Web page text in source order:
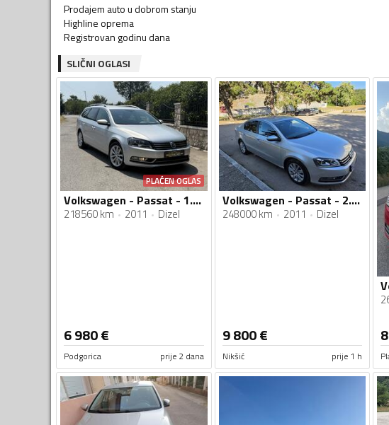
Prodajem auto u dobrom stanju
Highline oprema
Registrovan godinu dana
SLIČNI OGLASI
PLAĆEN OGLAS
Volkswagen - Passat - 1.6 TDI
218560 km 2011 Dizel
6 980€
Podgorica prije 2 dana
Volkswagen - Passat - 2.0 tdi
248000 km 2011 Dizel
9 800€
Nikšić prije 1 h